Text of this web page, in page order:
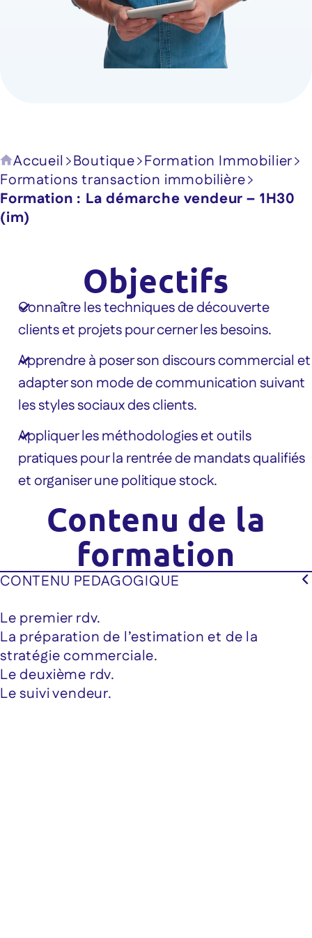
Accueil Boutique Formation Immobilier
Formations transaction immobilière
Formation : La démarche vendeur – 1H30
(im)
Objectifs
Connaître les techniques de découverte
clients et projets pour cerner les besoins.
Apprendre à poser son discours commercial et
adapter son mode de communication suivant
les styles sociaux des clients.
Appliquer les méthodologies et outils
pratiques pour la rentrée de mandats qualifiés
et organiser une politique stock.
Contenu de la
formation
CONTENU PEDAGOGIQUE
Le premier rdv.
La préparation de l’estimation et de la
stratégie commerciale.
Le deuxième rdv.
Le suivi vendeur.